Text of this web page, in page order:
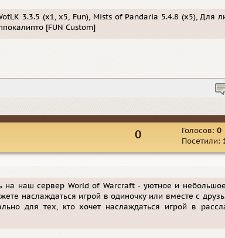
3.3.5 (х1, х5, Fun), Mists of Pandaria 5.4.8 (х5), Для
[FUN Custom]
Голосов: 0
Посетили:
0
на наш сервер World of Warcraft - уютное и
наслаждаться игрой в одиночку или вместе с
для тех, кто хочет наслаждаться игрой в